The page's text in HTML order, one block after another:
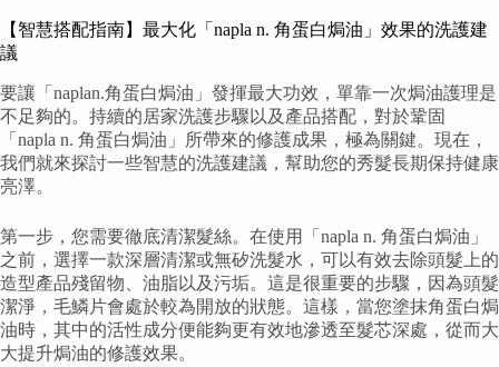
【智慧搭配指南】最大化「napla n. 角蛋白焗油」效果的洗護建
議
要讓「naplan.角蛋白焗油」發揮最大功效，單靠一次焗油護理是
不足夠的。持續的居家洗護步驟以及產品搭配，對於鞏固
「napla n. 角蛋白焗油」所帶來的修護成果，極為關鍵。現在，
我們就來探討一些智慧的洗護建議，幫助您的秀髮長期保持健康
亮澤。
第一步，您需要徹底清潔髮絲。在使用「napla n. 角蛋白焗油」
之前，選擇一款深層清潔或無矽洗髮水，可以有效去除頭髮上的
造型產品殘留物、油脂以及污垢。這是很重要的步驟，因為頭髮
潔淨，毛鱗片會處於較為開放的狀態。這樣，當您塗抹角蛋白焗
油時，其中的活性成分便能夠更有效地滲透至髮芯深處，從而大
大提升焗油的修護效果。